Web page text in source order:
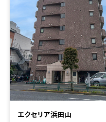
エクセリア浜田山